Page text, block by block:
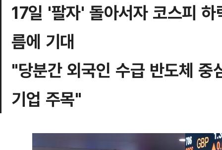
17일 '팔자' 돌아서자 코스피
름에 기대
"당분간 외국인 수급 반도체
기업 주목"